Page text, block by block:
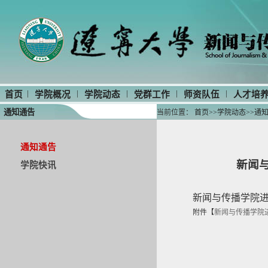
首页 | 学院概况 | 学院动态 | 党群工作 | 师资队伍 | 人才培
通知通告 当前位置： 首页>>学院动态>>通
通知通告
学院快讯
新闻
新闻与传播学院
附件【新闻与传播学院